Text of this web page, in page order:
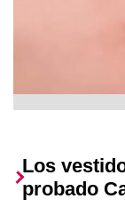
Los
probado